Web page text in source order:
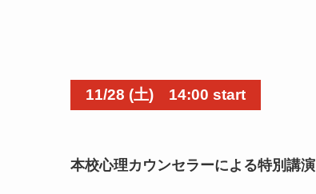
11/28 (土) 14:00 start
本校心理カウンセラーによる特別講演